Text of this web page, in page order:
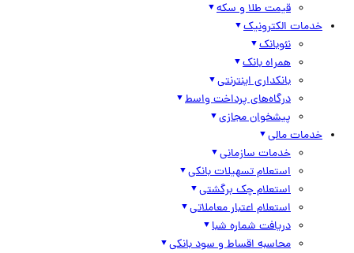
قیمت طلا و سکه
خدمات الکترونیک
نئوبانک
همراه بانک
بانکداری اینترنتی
درگاه‌های پرداخت واسط
پیشخوان مجازی
خدمات مالی
خدمات سازمانی
استعلام تسهیلات بانکی
استعلام چک برگشتی
استعلام اعتبار معاملاتی
دریافت شماره شبا
محاسبه اقساط و سود بانکی